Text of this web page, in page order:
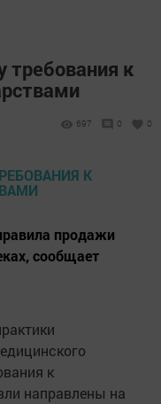
требования к
697 0 0
продажи
сообщает
к
направлены на